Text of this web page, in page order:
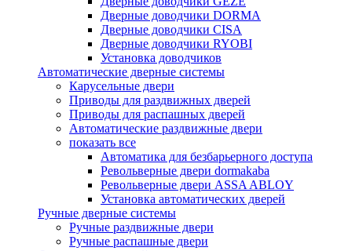
Дверные доводчики DORMA
Дверные доводчики CISA
Дверные доводчики RYOBI
Установка доводчиков
Автоматические дверные системы
Карусельные двери
Приводы для раздвижных дверей
Приводы для распашных дверей
Автоматические раздвижные двери
показать все
Автоматика для безбарьерного доступа
Револьверные двери dormakaba
Револьверные двери ASSA ABLOY
Установка автоматических дверей
Ручные дверные системы
Ручные раздвижные двери
Ручные распашные двери